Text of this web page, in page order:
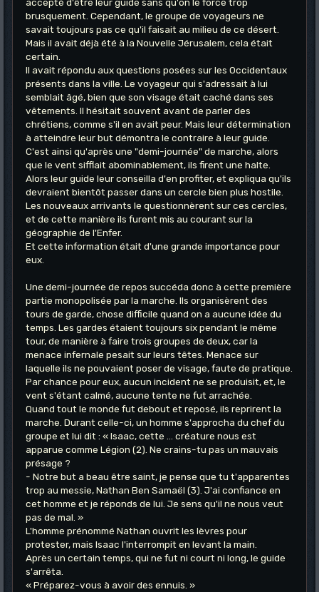
brusquement. Cependant, le groupe de voyageurs ne
savait toujours pas ce qu'il faisait au milieu de ce désert.
Mais il avait déjà été à la Nouvelle Jérusalem, cela était
certain.
Il avait répondu aux questions posées sur les Occidentaux
présents dans la ville. Le voyageur qui s'adressait à lui
semblait âgé, bien que son visage était caché dans ses
vêtements. Il hésitait souvent avant de parler des
chrétiens, comme s'il en avait peur. Mais leur détermination
à atteindre leur but démontra le contraire à leur guide.
C'est ainsi qu'après une "demi-journée" de marche, alors
que le vent sifflait abominablement, ils firent une halte.
Alors leur guide leur conseilla d'en profiter, et expliqua qu'ils
devraient bientôt passer dans un cercle bien plus hostile.
Les nouveaux arrivants le questionnèrent sur ces cercles,
et de cette manière ils furent mis au courant sur la
géographie de l'Enfer.
Et cette information était d'une grande importance pour
eux.
Une demi-journée de repos succéda donc à cette première
partie monopolisée par la marche. Ils organisèrent des
tours de garde, chose difficile quand on a aucune idée du
temps. Les gardes étaient toujours six pendant le même
tour, de manière à faire trois groupes de deux, car la
menace infernale pesait sur leurs têtes. Menace sur
laquelle ils ne pouvaient poser de visage, faute de pratique.
Par chance pour eux, aucun incident ne se produisit, et, le
vent s'étant calmé, aucune tente ne fut arrachée.
Quand tout le monde fut debout et reposé, ils reprirent la
marche. Durant celle-ci, un homme s'approcha du chef du
groupe et lui dit : « Isaac, cette ... créature nous est
apparue comme Légion (2). Ne crains-tu pas un mauvais
présage ?
- Notre but a beau être saint, je pense que tu t'apparentes
trop au messie, Nathan Ben Samaël (3). J'ai confiance en
cet homme et je réponds de lui. Je sens qu'il ne nous veut
pas de mal. »
L'homme prénommé Nathan ouvrit les lèvres pour
protester, mais Isaac l'interrompit en levant la main.
Après un certain temps, qui ne fut ni court ni long, le guide
s'arrêta.
« Préparez-vous à avoir des ennuis. »